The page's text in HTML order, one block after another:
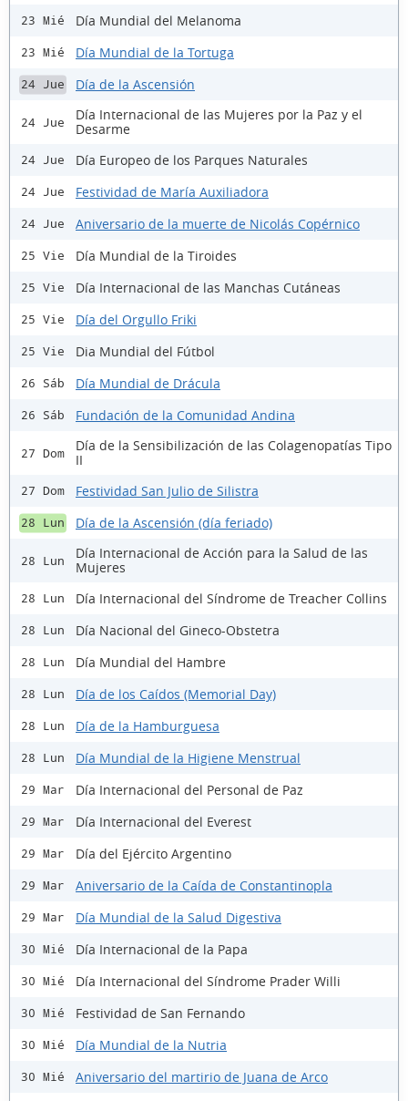
23 Mié Día Mundial del Melanoma
23 Mié Día Mundial de la Tortuga
24 Jue Día de la Ascensión
24 Jue
Día Internacional de las Mujeres por la Paz y el
Desarme
24 Jue Día Europeo de los Parques Naturales
24 Jue Festividad de María Auxiliadora
24 Jue Aniversario de la muerte de Nicolás Copérnico
25 Vie Día Mundial de la Tiroides
25 Vie Día Internacional de las Manchas Cutáneas
25 Vie Día del Orgullo Friki
25 Vie Dia Mundial del Fútbol
26 Sáb Día Mundial de Drácula
26 Sáb Fundación de la Comunidad Andina
27 Dom
Día de la Sensibilización de las Colagenopatías Tipo
II
27 Dom Festividad San Julio de Silistra
28 Lun Día de la Ascensión (día feriado)
28 Lun
Día Internacional de Acción para la Salud de las
Mujeres
28 Lun Día Internacional del Síndrome de Treacher Collins
28 Lun Día Nacional del Gineco-Obstetra
28 Lun Día Mundial del Hambre
28 Lun Día de los Caídos (Memorial Day)
28 Lun Día de la Hamburguesa
28 Lun Día Mundial de la Higiene Menstrual
29 Mar Día Internacional del Personal de Paz
29 Mar Día Internacional del Everest
29 Mar Día del Ejército Argentino
29 Mar Aniversario de la Caída de Constantinopla
29 Mar Día Mundial de la Salud Digestiva
30 Mié Día Internacional de la Papa
30 Mié Día Internacional del Síndrome Prader Willi
30 Mié Festividad de San Fernando
30 Mié Día Mundial de la Nutria
30 Mié
Aniversario del martirio de Juana de Arco